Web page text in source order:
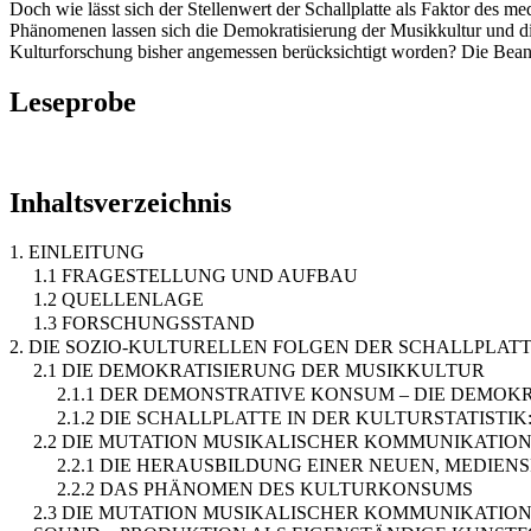
Doch wie lässt sich der Stellenwert der Schallplatte als Faktor des
Phänomenen lassen sich die Demokratisierung der Musikkultur
Kulturforschung bisher angemessen berücksichtigt worden? Die
Leseprobe
Inhaltsverzeichnis
1. EINLEITUNG
1.1 FRAGESTELLUNG UND AUFBAU
1.2 QUELLENLAGE
1.3 FORSCHUNGSSTAND
2. DIE SOZIO-KULTURELLEN FOLGEN DER
2.1 DIE DEMOKRATISIERUNG DER MUSIKKULTUR
2.1.1 DER DEMONSTRATIVE KONSUM – DIE
2.1.2 DIE SCHALLPLATTE IN DER
2.2 DIE MUTATION MUSIKALISCHER KOMMUNIKATION
2.2.1 DIE HERAUSBILDUNG EINER NEUEN,
2.2.2 DAS PHÄNOMEN DES KULTURKONSUMS
2.3 DIE MUTATION MUSIKALISCHER